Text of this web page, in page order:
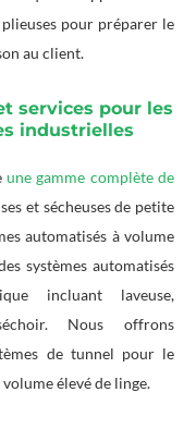
plieuses pour préparer le
au client.
services pour les
industrielles
une gamme complète de
et sécheuses de petite
automatisés à volume
systèmes automatisés
incluant laveuse,
Nous offrons
de tunnel pour le
volume élevé de linge.